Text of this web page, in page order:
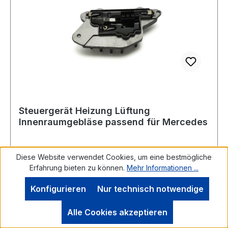
Illustration.Lieferumfang 1x Wie Abbildung neu
und originalverpackt
Steuergerät Heizung Lüftung
Innenraumgebläse passend für Mercedes
Steuergerät, Heizung/Lüftung Sensor
Fahrzeuge.MERCEDES-BENZ 21 08 2 116 51,
W210/S210 06.95-03.03Neuteil in Top Qualität
Diese Website verwendet Cookies, um eine bestmögliche
Erfahrung bieten zu können. Mehr Informationen ...
Nur technisch notwendige
Konfigurieren
Alle Cookies akzeptieren